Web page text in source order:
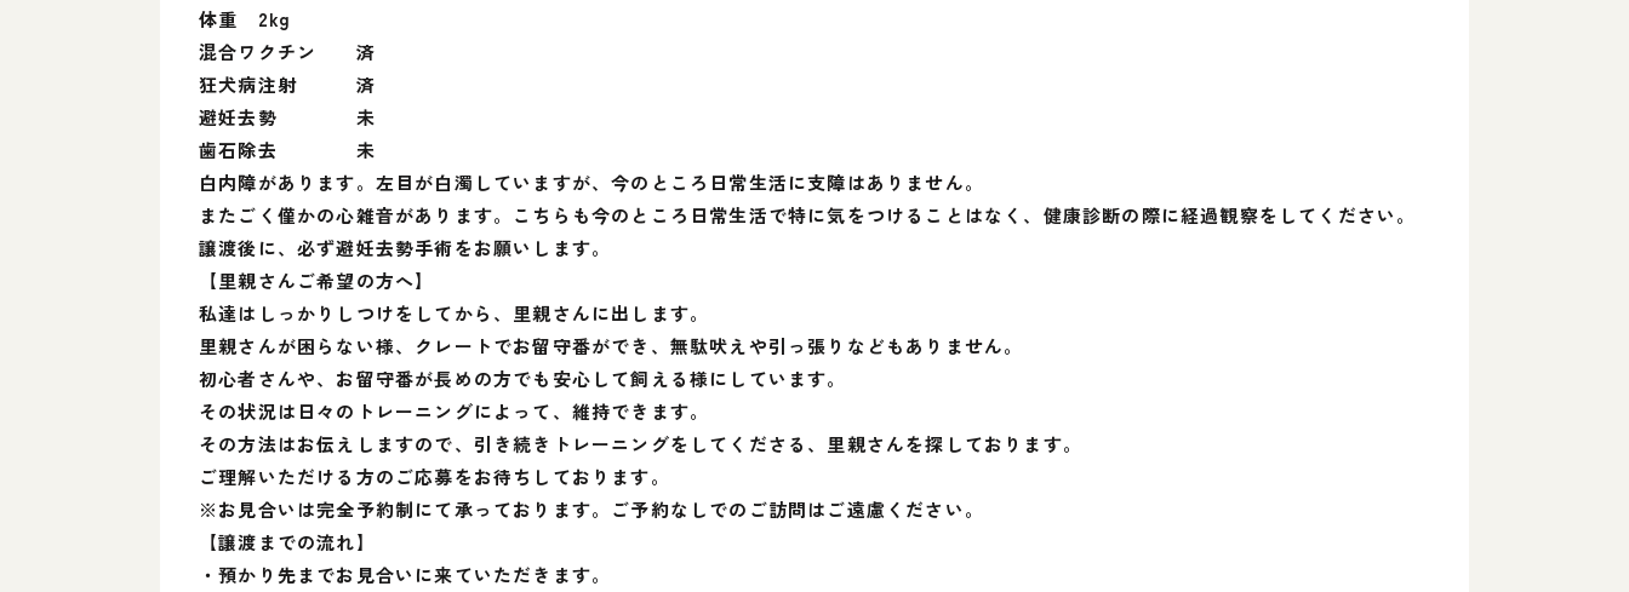
体重 2kg
混合ワクチン 済
狂犬病注射 済
避妊去勢 未
歯石除去 未
白内障があります。左目が白濁していますが、今のところ日常生活に支障はありません。
またごく僅かの心雑音があります。こちらも今のところ日常生活で特に気をつけることはなく、健康診断の際に経過観察をしてください。
譲渡後に、必ず避妊去勢手術をお願いします。
【里親さんご希望の方へ】
私達はしっかりしつけをしてから、里親さんに出します。
里親さんが困らない様、クレートでお留守番ができ、無駄吠えや引っ張りなどもありません。
初心者さんや、お留守番が長めの方でも安心して飼える様にしています。
その状況は日々のトレーニングによって、維持できます。
その方法はお伝えしますので、引き続きトレーニングをしてくださる、里親さんを探しております。
ご理解いただける方のご応募をお待ちしております。
※お見合いは完全予約制にて承っております。ご予約なしでのご訪問はご遠慮ください。
【譲渡までの流れ】
・預かり先までお見合いに来ていただきます。